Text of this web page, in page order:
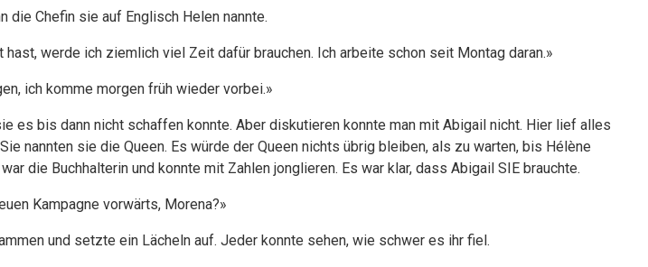
die Chefin sie auf Englisch Helen nannte.
hast, werde ich ziemlich viel Zeit dafür brauchen. Ich arbeite schon seit Montag daran.»
ich komme morgen früh wieder vorbei.»
es bis dann nicht schaffen konnte. Aber diskutieren konnte man mit Abigail nicht. Hier lief alles
nannten sie die Queen. Es würde der Queen nichts übrig bleiben, als zu warten, bis Hélène
die Buchhalterin und konnte mit Zahlen jonglieren. Es war klar, dass Abigail SIE brauchte.
Kampagne vorwärts, Morena?»
und setzte ein Lächeln auf. Jeder konnte sehen, wie schwer es ihr fiel.